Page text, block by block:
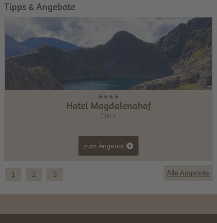
Tipps & Angebote
Hotel Magdalenahof
CIN +
zum Angebot
1 2 3 Alle Angebote